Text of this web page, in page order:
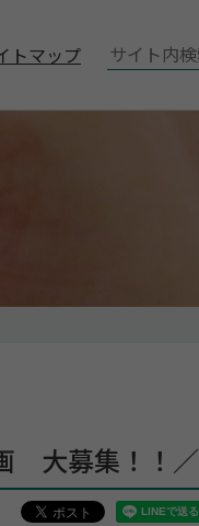
トマップ
サ
イ
ト
大募集！！／